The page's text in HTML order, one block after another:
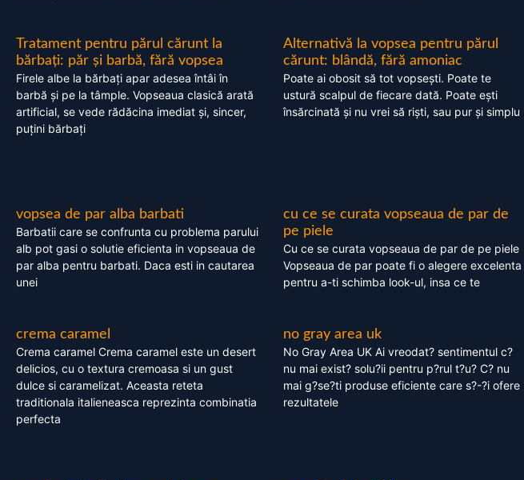
Tratament pentru părul cărunt la
bărbați: păr și barbă, fără vopsea
Firele albe la bărbați apar adesea întâi în
barbă și pe la tâmple. Vopseaua clasică arată
artificial, se vede rădăcina imediat și, sincer,
puțini bărbați
Alternativă la vopsea pentru părul
cărunt: blândă, fără amoniac
Poate ai obosit să tot vopsești. Poate te
ustură scalpul de fiecare dată. Poate ești
însărcinată și nu vrei să riști, sau pur și simplu
vopsea de par alba barbati
Barbatii care se confrunta cu problema parului
alb pot gasi o solutie eficienta in vopseaua de
par alba pentru barbati. Daca esti in cautarea
unei
cu ce se curata vopseaua de par de
pe piele
Cu ce se curata vopseaua de par de pe piele
Vopseaua de par poate fi o alegere excelenta
pentru a-ti schimba look-ul, insa ce te
crema caramel
Crema caramel Crema caramel este un desert
delicios, cu o textura cremoasa si un gust
dulce si caramelizat. Aceasta reteta
traditionala italieneasca reprezinta combinatia
perfecta
no gray area uk
No Gray Area UK Ai vreodat? sentimentul c?
nu mai exist? solu?ii pentru p?rul t?u? C? nu
mai g?se?ti produse eficiente care s?-?i ofere
rezultatele